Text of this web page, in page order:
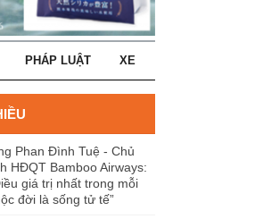
PHÁP LUẬT XE
Phan Đình Tuệ - Chủ
HĐQT Bamboo Airways:
giá trị nhất trong mỗi
đời là sống tử tế”